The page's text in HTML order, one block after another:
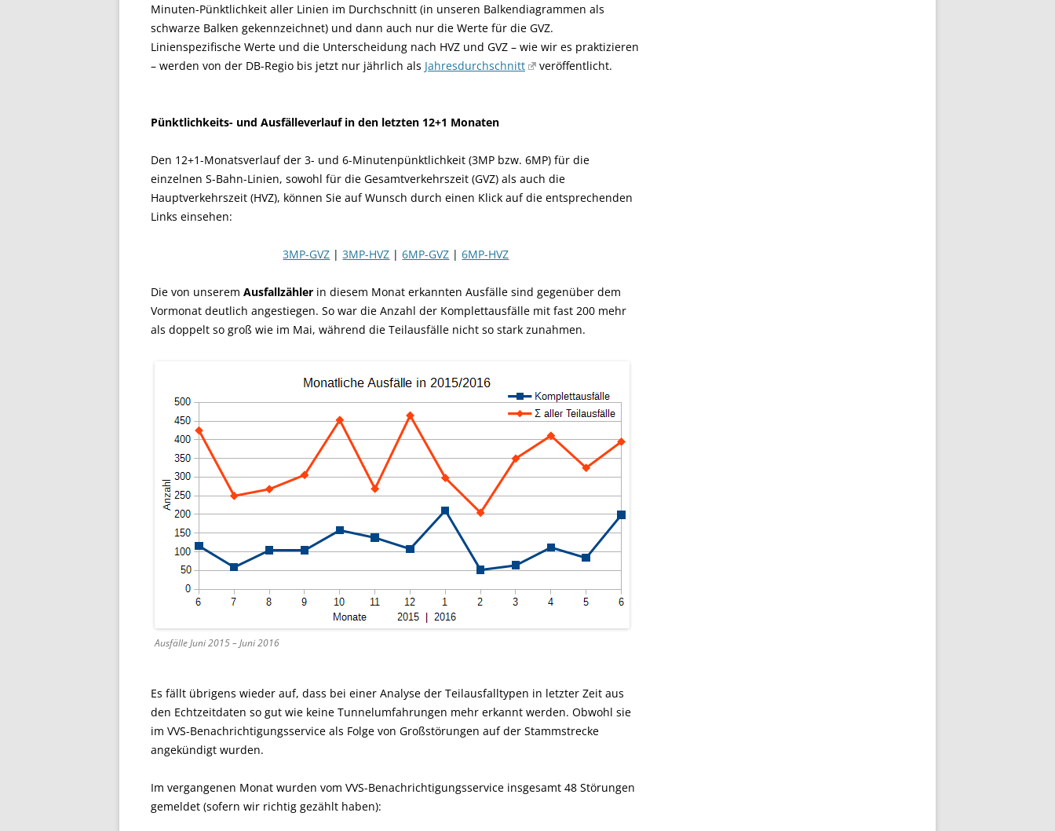
Minuten-Pünktlichkeit aller Linien im Durchschnitt (in unseren Balkendiagrammen als
schwarze Balken gekennzeichnet) und dann auch nur die Werte für die GVZ.
Linienspezifische Werte und die Unterscheidung nach HVZ und GVZ – wie wir es praktizieren
– werden von der DB-Regio bis jetzt nur jährlich als Jahresdurchschnitt veröffentlicht.
Pünktlichkeits- und Ausfälleverlauf in den letzten 12+1 Monaten
Den 12+1-Monatsverlauf der 3- und 6-Minutenpünktlichkeit (3MP bzw. 6MP) für die
einzelnen S-Bahn-Linien, sowohl für die Gesamtverkehrszeit (GVZ) als auch die
Hauptverkehrszeit (HVZ), können Sie auf Wunsch durch einen Klick auf die entsprechenden
Links einsehen:
3MP-GVZ |3MP-HVZ |6MP-GVZ |6MP-HVZ
Die von unserem Ausfallzähler in diesem Monat erkannten Ausfälle sind gegenüber dem
Vormonat deutlich angestiegen. So war die Anzahl der Komplettausfälle mit fast 200 mehr
als doppelt so groß wie im Mai, während die Teilausfälle nicht so stark zunahmen.
Ausfälle Juni 2015 – Juni 2016
Es fällt übrigens wieder auf, dass bei einer Analyse der Teilausfalltypen in letzter Zeit aus
den Echtzeitdaten so gut wie keine Tunnelumfahrungen mehr erkannt werden. Obwohl sie
im VVS-Benachrichtigungsservice als Folge von Großstörungen auf der Stammstrecke
angekündigt wurden.
Im vergangenen Monat wurden vom VVS-Benachrichtigungsservice insgesamt 48 Störungen
gemeldet (sofern wir richtig gezählt haben):